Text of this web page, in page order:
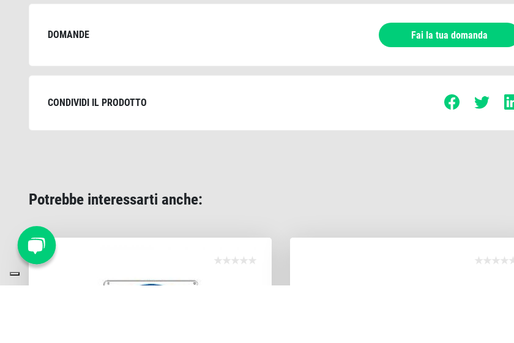
DOMANDE Fai la tua domanda
CONDIVIDI IL PRODOTTO
Potrebbe interessarti anche: